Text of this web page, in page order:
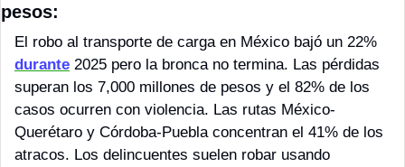
pesos:
durante 2025 pero la bronca no termina. Las pérdidas
superan los 7,000 millones de pesos y el 82% de los
casos ocurren con violencia. Las rutas México-
Querétaro y Córdoba-Puebla concentran el 41% de los
atracos. Los delincuentes suelen robar usando